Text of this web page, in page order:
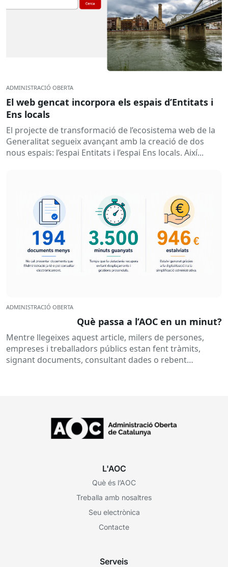
ADMINISTRACIÓ OBERTA
El web gencat incorpora els espais d’Entitats i
Ens locals
El projecte de transformació de l’ecosistema web de la
Generalitat segueix avançant amb la creació de dos
nous espais: l’espai Entitats i l’espai Ens locals. Així...
ADMINISTRACIÓ OBERTA
Què passa a l’AOC en un minut?
Mentre llegeixes aquest article, milers de persones,
empreses i treballadors públics estan fent tràmits,
signant documents, consultant dades o rebent
L'AOC
Què és l’AOC
Treballa amb nosaltres
Seu electrònica
Contacte
Serveis